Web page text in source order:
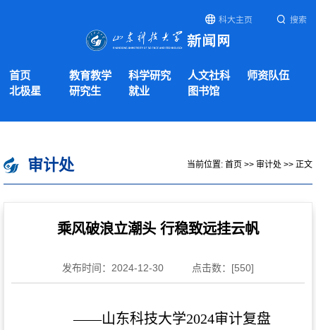
科大主页 搜索
首页 教育教学 科学研究 人文社科
师资队伍
北极星
研究生 就业 图书馆
审计处 当前位置: 首页 >> 审计处 >> 正文
乘风破浪立潮头 行稳致远挂云帆
发布时间：2024-12-30 点击数：[550]
——山东科技大学2024审计复盘